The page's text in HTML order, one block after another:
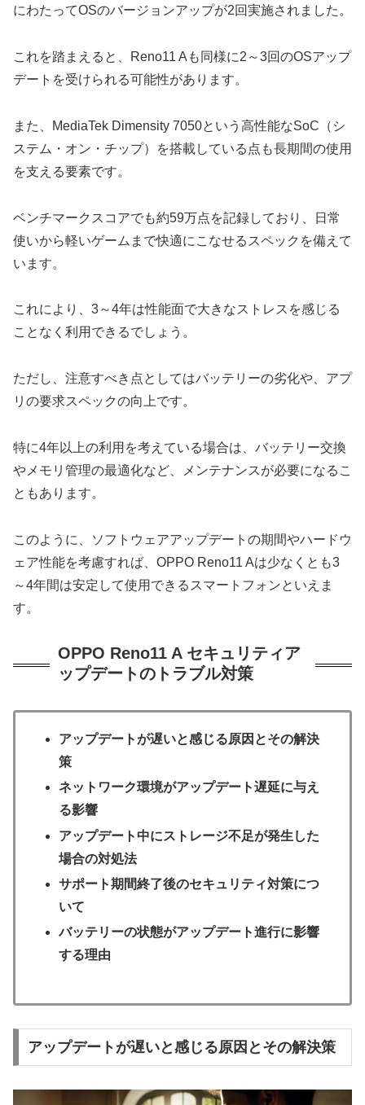
にわたってOSのバージョンアップが2回実施されました。
これを踏まえると、Reno11 Aも同様に2～3回のOSアップ
デートを受けられる可能性があります。
また、MediaTek Dimensity 7050という高性能なSoC（シ
ステム・オン・チップ）を搭載している点も長期間の使用
を支える要素です。
ベンチマークスコアでも約59万点を記録しており、日常
使いから軽いゲームまで快適にこなせるスペックを備えて
います。
これにより、3～4年は性能面で大きなストレスを感じる
ことなく利用できるでしょう。
ただし、注意すべき点としてはバッテリーの劣化や、アプ
リの要求スペックの向上です。
特に4年以上の利用を考えている場合は、バッテリー交換
やメモリ管理の最適化など、メンテナンスが必要になるこ
ともあります。
このように、ソフトウェアアップデートの期間やハードウ
ェア性能を考慮すれば、OPPO Reno11 Aは少なくとも3
～4年間は安定して使用できるスマートフォンといえま
す。
OPPO Reno11 A セキュリティア
ップデートのトラブル対策
アップデートが遅いと感じる原因とその解決
策
ネットワーク環境がアップデート遅延に与え
る影響
アップデート中にストレージ不足が発生した
場合の対処法
サポート期間終了後のセキュリティ対策につ
いて
バッテリーの状態がアップデート進行に影響
する理由
アップデートが遅いと感じる原因とその解決策